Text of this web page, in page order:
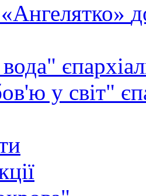
у світ"